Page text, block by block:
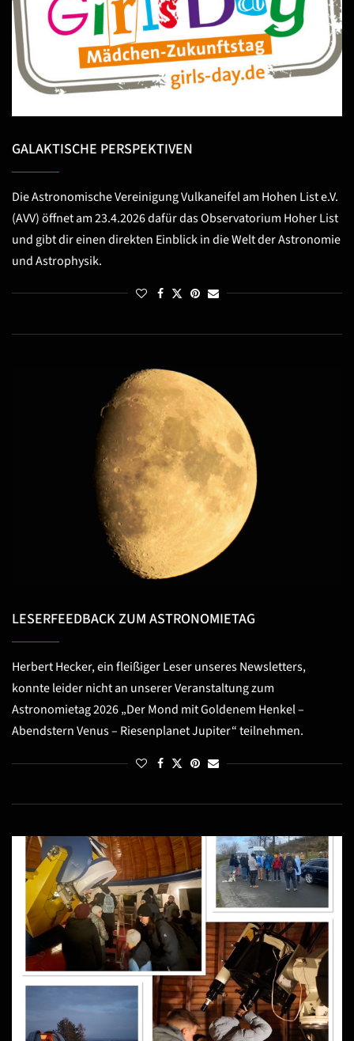
GALAKTISCHE PERSPEKTIVEN
Die Astronomische Vereinigung Vulkaneifel am Hohen List e.V.
(AVV) öffnet am 23.4.2026 dafür das Observatorium Hoher List
und gibt dir einen direkten Einblick in die Welt der Astronomie
und Astrophysik.
LESERFEEDBACK ZUM ASTRONOMIETAG
Herbert Hecker, ein fleißiger Leser unseres Newsletters,
konnte leider nicht an unserer Veranstaltung zum
Astronomietag 2026 „Der Mond mit Goldenem Henkel –
Abendstern Venus – Riesenplanet Jupiter“ teilnehmen.